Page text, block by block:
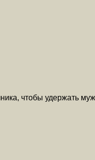
чтобы удержать